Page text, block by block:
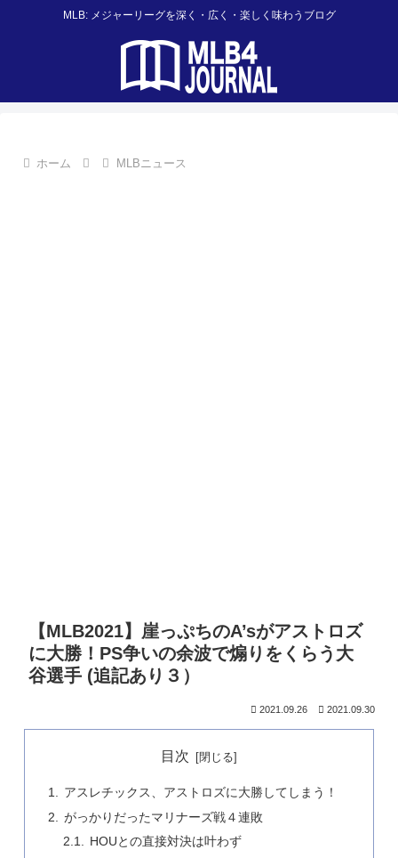
MLB: メジャーリーグを深く・広く・楽しく味わうブログ
ホーム MLBニュース
【MLB2021】崖っぷちのA’sがアストロズ
に大勝！PS争いの余波で煽りをくらう大
谷選手 (追記あり３）
2021.09.26 2021.09.30
目次
アスレチックス、アストロズに大勝してしまう！
がっかりだったマリナーズ戦４連敗
HOUとの直接対決は叶わず